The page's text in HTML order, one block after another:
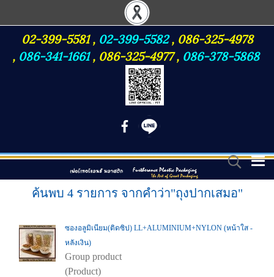
02-399-5581,02-399-5582, 086-325-4978
, 086-341-1661, 086-325-4977, 086-378-5868
ค้นพบ 4 รายการ จากคำว่า"ถุงปากเสมอ"
ซองอลูมิเนียม(ติดซิป) LL+ALUMINIUM+NYLON (หน้าใส -
หลังเงิน)
Group product
(Product)